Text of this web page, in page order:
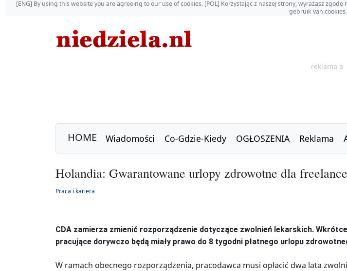
[ENG] By using this website you are agreeing to our use of cookies. [POL] Korzystając z naszej strony, wyrażasz
gebruik van cookies.
reklama a
HOME Wiadomości Co-Gdzie-Kiedy OGŁOSZENIA Reklama
Holandia: Gwarantowane urlopy zdrowotne dla
Praca i kariera
CDA zamierza zmienić rozporządzenie dotyczące zwolnień lekarskich.
pracujące dorywczo będą miały prawo do 8 tygodni płatnego urlopu
W ramach obecnego rozporządzenia, pracodawca musi opłacić dwa lata